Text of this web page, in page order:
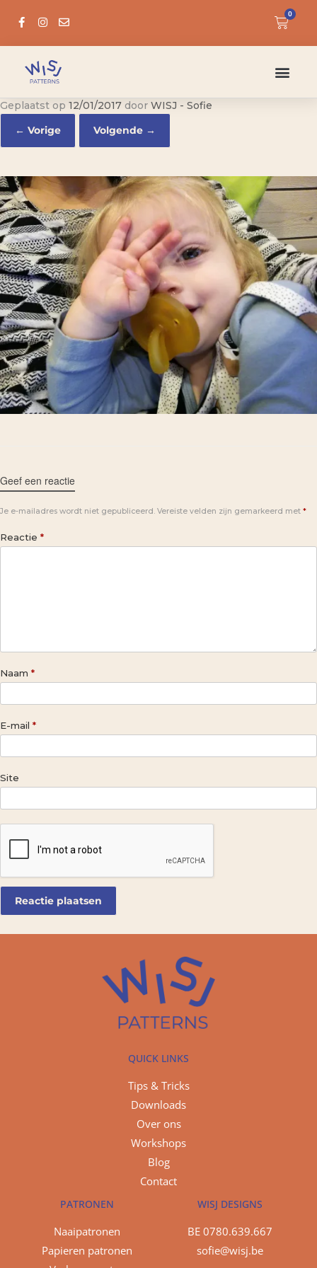
0
Geplaatst op 12/01/2017 door WISJ - Sofie
← Vorige
Volgende →
Geef een reactie
Je e-mailadres wordt niet gepubliceerd. Vereiste velden zijn gemarkeerd met *
Reactie *
Naam *
E-mail *
Site
QUICK LINKS
Tips & Tricks
Downloads
Over ons
Workshops
Blog
Contact
PATRONEN
Naaipatronen
Papieren patronen
WISJ DESIGNS
BE 0780.639.667
sofie@wisj.be